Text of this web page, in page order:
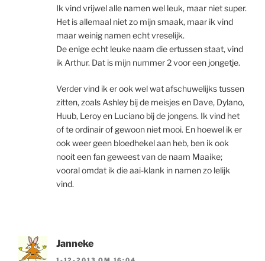
Ik vind vrijwel alle namen wel leuk, maar niet super.
Het is allemaal niet zo mijn smaak, maar ik vind
maar weinig namen echt vreselijk.
De enige echt leuke naam die ertussen staat, vind
ik Arthur. Dat is mijn nummer 2 voor een jongetje.
Verder vind ik er ook wel wat afschuwelijks tussen
zitten, zoals Ashley bij de meisjes en Dave, Dylano,
Huub, Leroy en Luciano bij de jongens. Ik vind het
of te ordinair of gewoon niet mooi. En hoewel ik er
ook weer geen bloedhekel aan heb, ben ik ook
nooit een fan geweest van de naam Maaike;
vooral omdat ik die aai-klank in namen zo lelijk
vind.
Janneke